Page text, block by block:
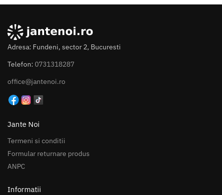
Adresa: Fundeni, sector 2, Bucuresti
Telefon: 0731318287
office@jantenoi.ro
Jante Noi
Termeni si conditii
Formular returnare produs
ANPC
Informatii